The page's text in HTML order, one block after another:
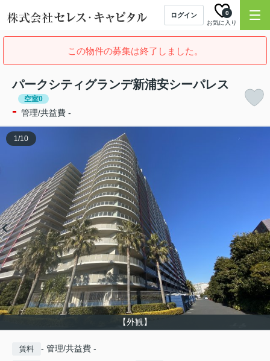
ログイン
お気に入り
0
この物件の募集は終了しました。
パークシティグランデ新浦安シーパレス
空室0
- 管理/共益費 -
【外観】
1/10
賃料 - 管理/共益費 -